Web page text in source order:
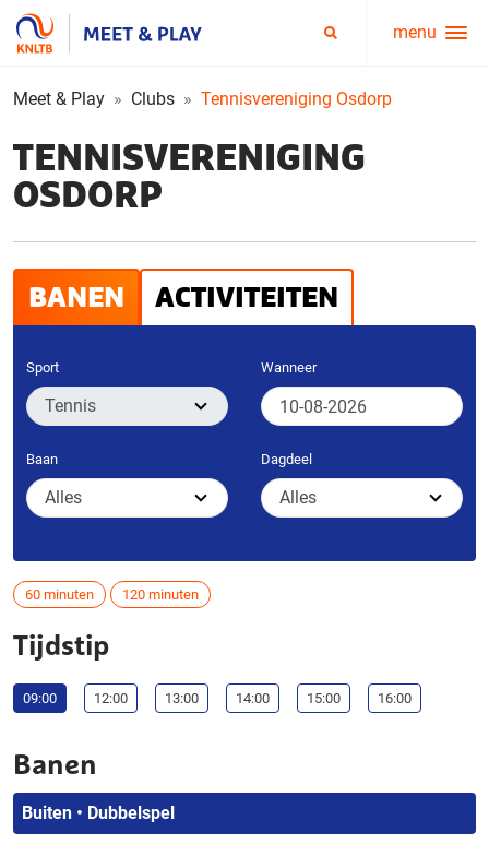
Service
menu
menu
Meet & Play Clubs Tennisvereniging Osdorp
TENNISVERENIGING
OSDORP
BANEN ACTIVITEITEN
Sport Wanneer
Baan Dagdeel
60 minuten 120 minuten
Tijdstip
09:00 12:00 13:00 14:00 15:00 16:00
Banen
Buiten • Dubbelspel